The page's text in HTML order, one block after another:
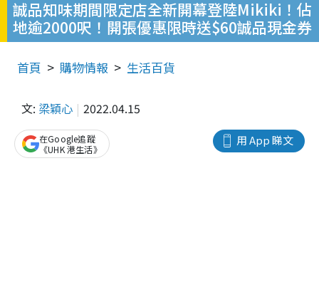
誠品知味期間限定店全新開幕登陸Mikiki！佔
地逾2000呎！開張優惠限時送$60誠品現金券
首頁 購物情報 生活百貨
文: 梁穎心 2022.04.15
用 App 睇文
在Google追蹤
《UHK 港生活》